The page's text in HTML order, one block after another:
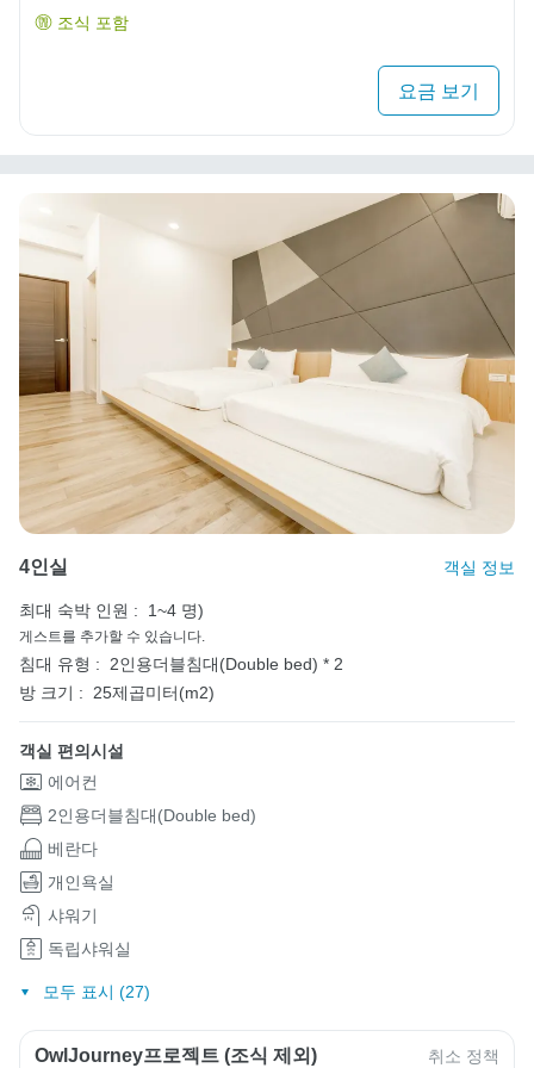
조식 포함
요금 보기
4인실 객실 정보
최대 숙박 인원 : 1~4 명)
게스트를 추가할 수 있습니다.
침대 유형 :
2인용더블침대(Double bed) * 2
방 크기 :
25제곱미터(m2)
객실 편의시설
에어컨
2인용더블침대(Double bed)
베란다
개인욕실
샤워기
독립샤워실
모두 표시 (27)
OwlJourney프로젝트 (조식 제외) 취소 정책